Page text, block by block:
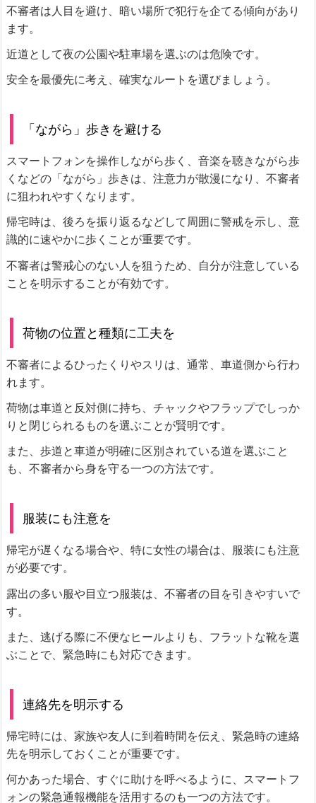
不審者は人目を避け、暗い場所で犯行を企てる傾向があり
ます。
近道として夜の公園や駐車場を選ぶのは危険です。
安全を最優先に考え、確実なルートを選びましょう。
「ながら」歩きを避ける
スマートフォンを操作しながら歩く、音楽を聴きながら歩
くなどの「ながら」歩きは、注意力が散漫になり、不審者
に狙われやすくなります。
帰宅時は、後ろを振り返るなどして周囲に警戒を示し、意
識的に速やかに歩くことが重要です。
不審者は警戒心のない人を狙うため、自分が注意している
ことを明示することが有効です。
荷物の位置と種類に工夫を
不審者によるひったくりやスリは、通常、車道側から行わ
れます。
荷物は車道と反対側に持ち、チャックやフラップでしっか
りと閉じられるものを選ぶことが賢明です。
また、歩道と車道が明確に区別されている道を選ぶこと
も、不審者から身を守る一つの方法です。
服装にも注意を
帰宅が遅くなる場合や、特に女性の場合は、服装にも注意
が必要です。
露出の多い服や目立つ服装は、不審者の目を引きやすいで
す。
また、逃げる際に不便なヒールよりも、フラットな靴を選
ぶことで、緊急時にも対応できます。
連絡先を明示する
帰宅時には、家族や友人に到着時間を伝え、緊急時の連絡
先を明示しておくことが重要です。
何かあった場合、すぐに助けを呼べるように、スマートフ
ォンの緊急通報機能を活用するのも一つの方法です。